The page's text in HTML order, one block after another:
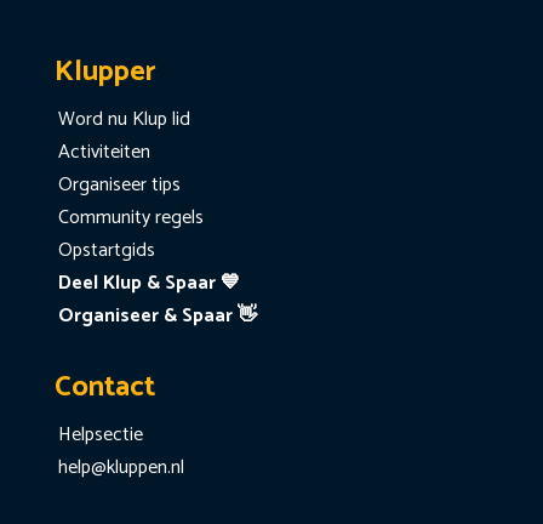
Klupper
Word nu Klup lid
Activiteiten
Organiseer tips
Community regels
Opstartgids
Deel Klup & Spaar 💙
Organiseer & Spaar 👋
Contact
Helpsectie
help@kluppen.nl